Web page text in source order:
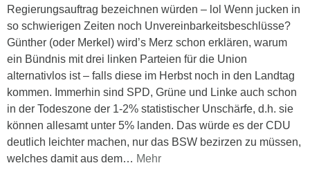
Regierungsauftrag bezeichnen würden – lol Wenn jucken in
so schwierigen Zeiten noch Unvereinbarkeitsbeschlüsse?
Günther (oder Merkel) wird’s Merz schon erklären, warum
ein Bündnis mit drei linken Parteien für die Union
alternativlos ist – falls diese im Herbst noch in den Landtag
kommen. Immerhin sind SPD, Grüne und Linke auch schon
in der Todeszone der 1-2% statistischer Unschärfe, d.h. sie
können allesamt unter 5% landen. Das würde es der CDU
deutlich leichter machen, nur das BSW bezirzen zu müssen,
welches damit aus dem… Mehr